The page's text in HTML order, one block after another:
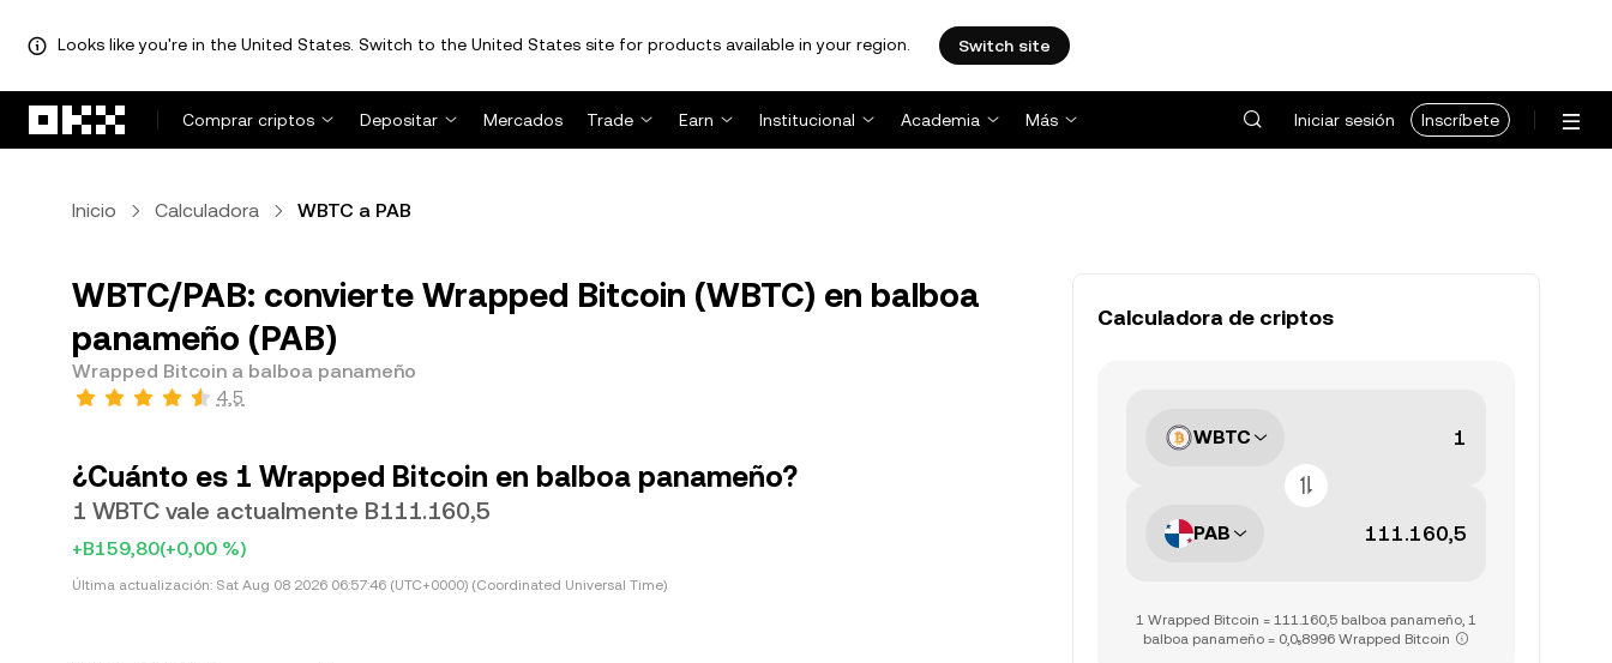
Looks like you're in the United States. Switch to the United States site for products available in your region. Switch site
Comprar criptos
Depositar Mercados Trade Earn Institucional Academia Más Iniciar sesión Inscríbete
Inicio Calculadora WBTC a PAB
WBTC/PAB: convierte Wrapped Bitcoin (WBTC) en balboa
panameño (PAB)
Wrapped Bitcoin a balboa panameño
4,5
¿Cuánto es 1 Wrapped Bitcoin en balboa panameño?
1 WBTC vale actualmente B111.160,5
+B159,80(+0,00 %)
Última actualización: Sat Aug 08 2026 06:57:46 (UTC+0000) (Coordinated Universal Time)
Calculadora de criptos
WBTC
PAB
1 Wrapped Bitcoin = 111.160,5 balboa panameño, 1
balboa panameño = 0,0₅8996 Wrapped Bitcoin